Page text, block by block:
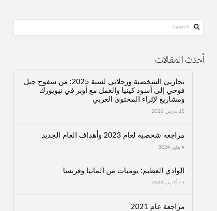
Search
أحدث المقالات
تجاربي الشخصية ورحلاتي لسنة 2025: من سفوح جبل
فوجي إلى أسود كينيا والعمل مع أوبر في نيويورك
ومشاريع لإثراء المحتوى العربي
15 مارس، 2026
مراجعة شخصية لعام 2023 وأهداف العام الجديد
4 يناير، 2024
الوادي العظيم: يوميات من ألمانيا وفرنسا
23 أكتوبر، 2022
مراجعة عام 2021